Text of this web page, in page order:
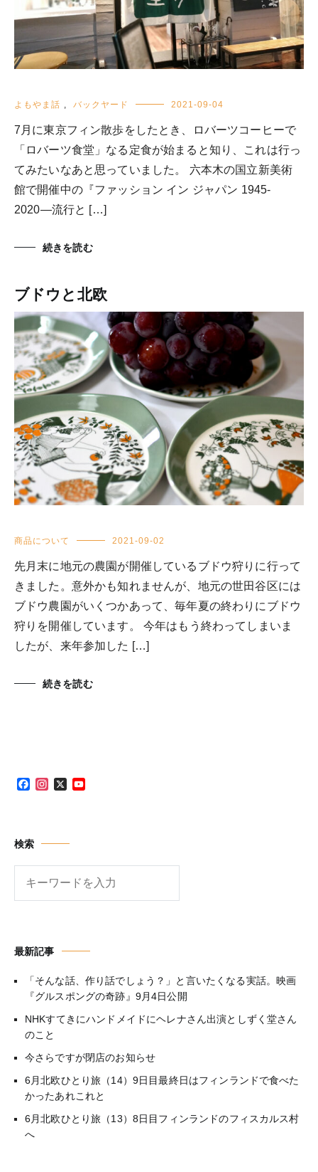
よもやま話 , バックヤード 2021-09-04
7月に東京フィン散歩をしたとき、ロバーツコーヒーで
「ロバーツ食堂」なる定食が始まると知り、これは行っ
てみたいなあと思っていました。 六本木の国立新美術
館で開催中の『ファッション イン ジャパン 1945-
2020―流行と […]
続きを読む
ブドウと北欧
商品について 2021-09-02
先月末に地元の農園が開催しているブドウ狩りに行って
きました。意外かも知れませんが、地元の世田谷区には
ブドウ農園がいくつかあって、毎年夏の終わりにブドウ
狩りを開催しています。 今年はもう終わってしまいま
したが、来年参加した […]
続きを読む
Facebook
Instagram
X
検索
最新記事
「そんな話、作り話でしょう？」と言いたくなる実話。映画
『グルスポングの奇跡』9月4日公開
NHKすてきにハンドメイドにヘレナさん出演としずく堂さん
のこと
今さらですが閉店のお知らせ
6月北欧ひとり旅（14）9日目最終日はフィンランドで食べた
かったあれこれと
6月北欧ひとり旅（13）8日目フィンランドのフィスカルス村
へ